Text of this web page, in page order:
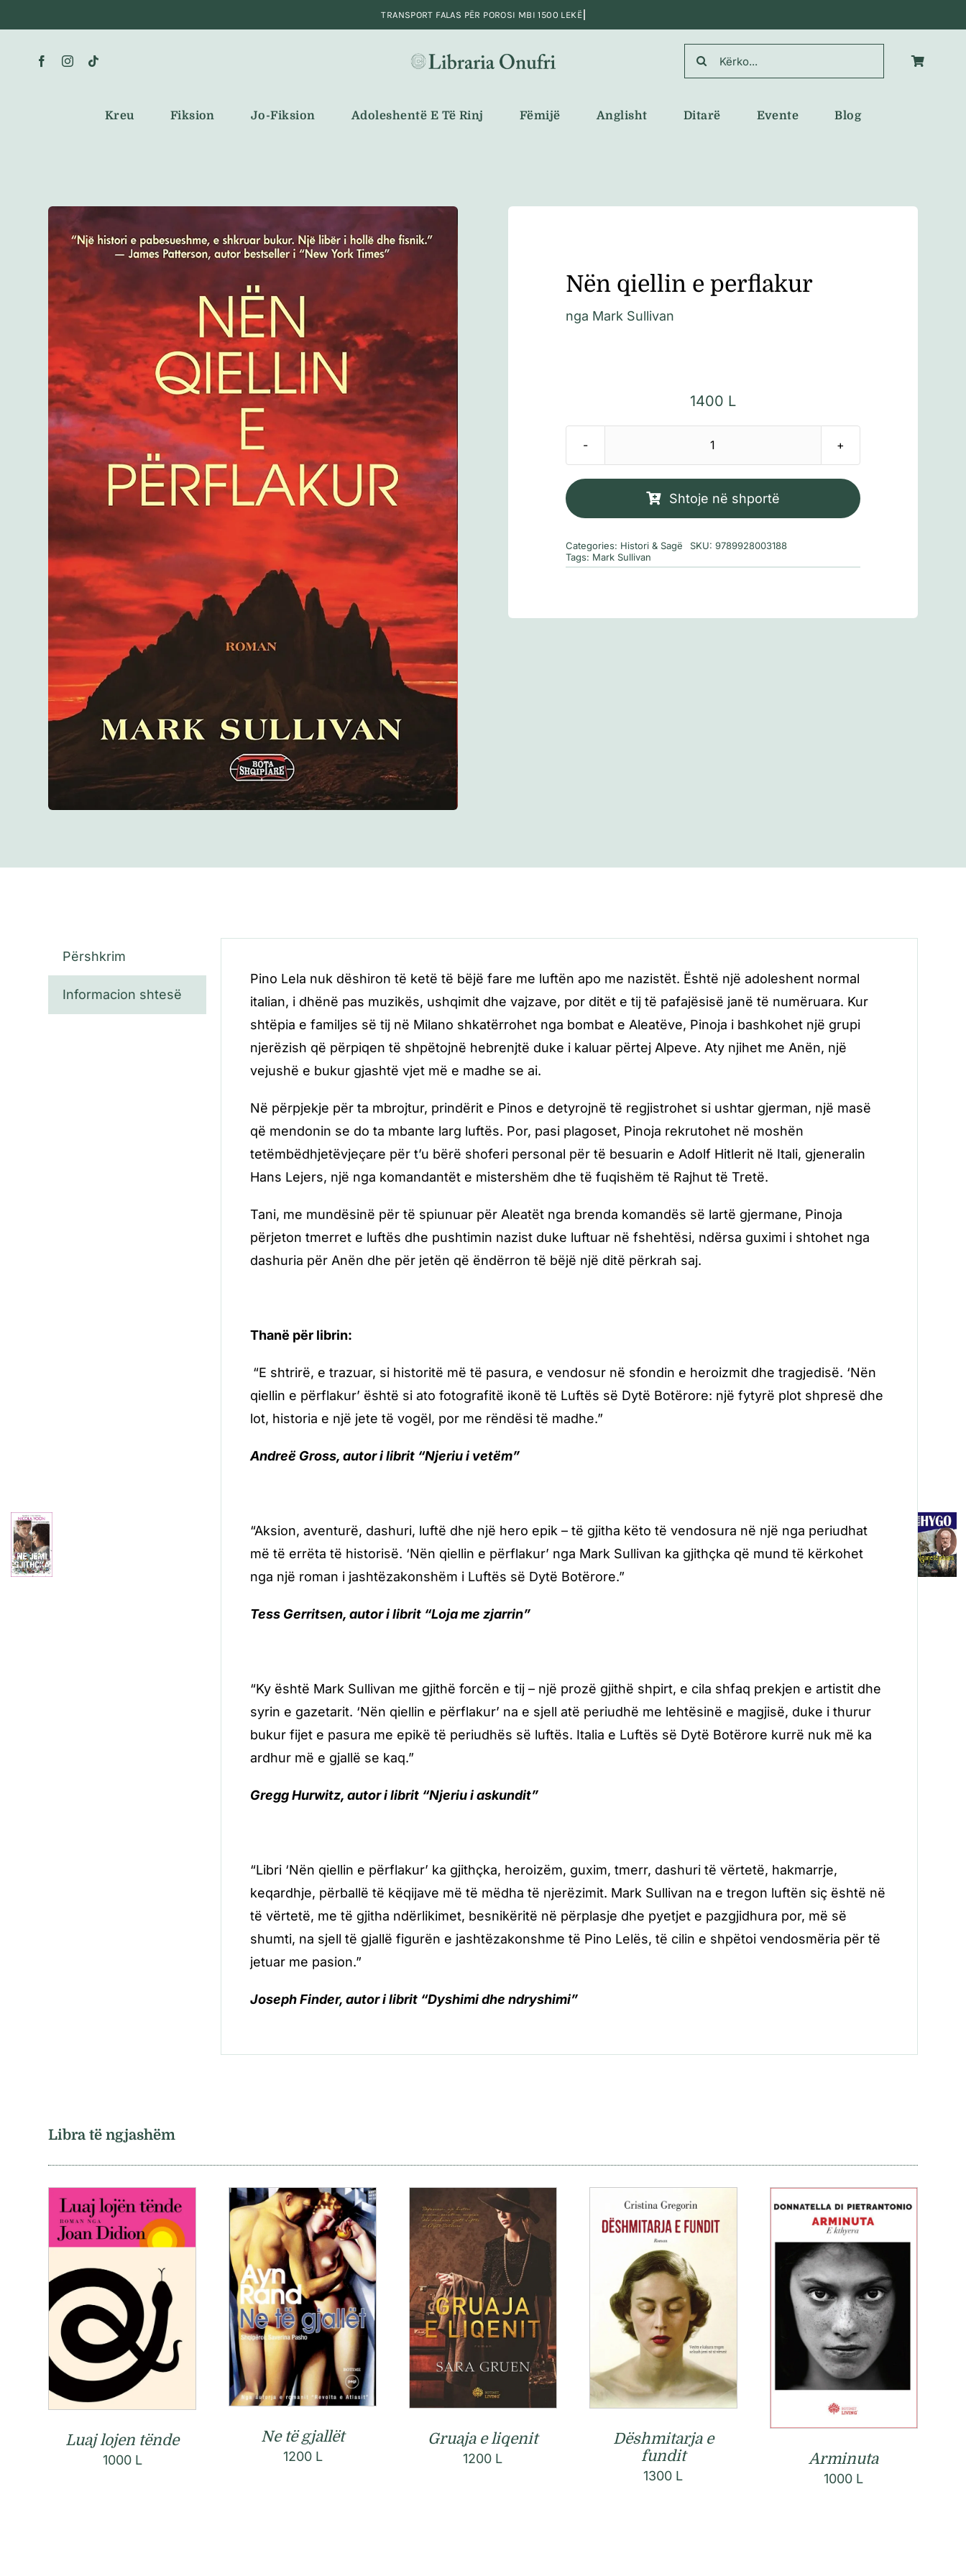
to
content
Search
for:
Kreu Fiksion Jo-Fiksion Adoleshentë E Të Rinj Fëmijë Anglisht Ditarë Evente Blog
Nën qiellin e perflakur
nga Mark Sullivan
1400 L
Sasi
qiellin
Shtoje në shportë
Categories: Histori & Sagë SKU: 9789928003188
Tags: Mark Sullivan
Përshkrim
Informacion shtesë
Pino Lela nuk dëshiron të ketë të bëjë fare me luftën apo me nazistët. Është një adoleshent normal
italian, i dhënë pas muzikës, ushqimit dhe vajzave, por ditët e tij të pafajësisë janë të numëruara. Kur
shtëpia e familjes së tij në Milano shkatërrohet nga bombat e Aleatëve, Pinoja i bashkohet një grupi
njerëzish që përpiqen të shpëtojnë hebrenjtë duke i kaluar përtej Alpeve. Aty njihet me Anën, një
vejushë e bukur gjashtë vjet më e madhe se ai.
Në përpjekje për ta mbrojtur, prindërit e Pinos e detyrojnë të regjistrohet si ushtar gjerman, një masë
që mendonin se do ta mbante larg luftës. Por, pasi plagoset, Pinoja rekrutohet në moshën
tetëmbëdhjetëvjeçare për t’u bërë shoferi personal për të besuarin e Adolf Hitlerit në Itali, gjeneralin
Hans Lejers, një nga komandantët e mistershëm dhe të fuqishëm të Rajhut të Tretë.
Tani, me mundësinë për të spiunuar për Aleatët nga brenda komandës së lartë gjermane, Pinoja
përjeton tmerret e luftës dhe pushtimin nazist duke luftuar në fshehtësi, ndërsa guximi i shtohet nga
dashuria për Anën dhe për jetën që ëndërron të bëjë një ditë përkrah saj.
Thanë për librin:
“E shtrirë, e trazuar, si historitë më të pasura, e vendosur në sfondin e heroizmit dhe tragjedisë. ‘Nën
qiellin e përflakur’ është si ato fotografitë ikonë të Luftës së Dytë Botërore: një fytyrë plot shpresë dhe
lot, historia e një jete të vogël, por me rëndësi të madhe.”
Andreë Gross, autor i librit “Njeriu i vetëm”
“Aksion, aventurë, dashuri, luftë dhe një hero epik – të gjitha këto të vendosura në një nga periudhat
më të errëta të historisë. ‘Nën qiellin e përflakur’ nga Mark Sullivan ka gjithçka që mund të kërkohet
nga një roman i jashtëzakonshëm i Luftës së Dytë Botërore.”
Tess Gerritsen, autor i librit “Loja me zjarrin”
“Ky është Mark Sullivan me gjithë forcën e tij – një prozë gjithë shpirt, e cila shfaq prekjen e artistit dhe
syrin e gazetarit. ‘Nën qiellin e përflakur’ na e sjell atë periudhë me lehtësinë e magjisë, duke i thurur
bukur fijet e pasura me epikë të periudhës së luftës. Italia e Luftës së Dytë Botërore kurrë nuk më ka
ardhur më e gjallë se kaq.”
Gregg Hurwitz, autor i librit “Njeriu i askundit”
“Libri ‘Nën qiellin e përflakur’ ka gjithçka, heroizëm, guxim, tmerr, dashuri të vërtetë, hakmarrje,
keqardhje, përballë të këqijave më të mëdha të njerëzimit. Mark Sullivan na e tregon luftën siç është në
të vërtetë, me të gjitha ndërlikimet, besnikëritë në përplasje dhe pyetjet e pazgjidhura por, më së
shumti, na sjell të gjallë figurën e jashtëzakonshme të Pino Lelës, të cilin e shpëtoi vendosmëria për të
jetuar me pasion.”
Joseph Finder, autor i librit “Dyshimi dhe ndryshimi”
Libra të ngjashëm
Luaj lojen tënde
1000 L
Ne të gjallët
1200 L
Gruaja e liqenit
1200 L
Dëshmitarja e
fundit
1300 L
Arminuta
1000 L